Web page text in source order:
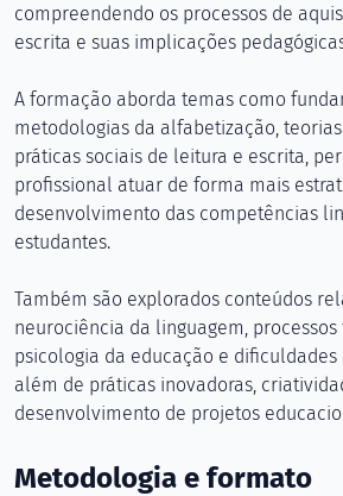
compreendendo os processos de
escrita e suas implicações
A formação aborda temas como
metodologias da alfabetização,
práticas sociais de leitura e escrita,
profissional atuar de forma mais
desenvolvimento das competências
estudantes.
Também são explorados conteúdos
neurociência da linguagem, processos
psicologia da educação e dificuldades
além de práticas inovadoras,
desenvolvimento de projetos
Metodologia e formato